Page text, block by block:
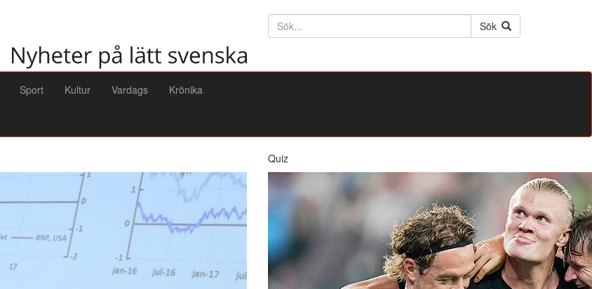
Söktext
Sök
Sport Kultur Vardags Krönika
Quiz